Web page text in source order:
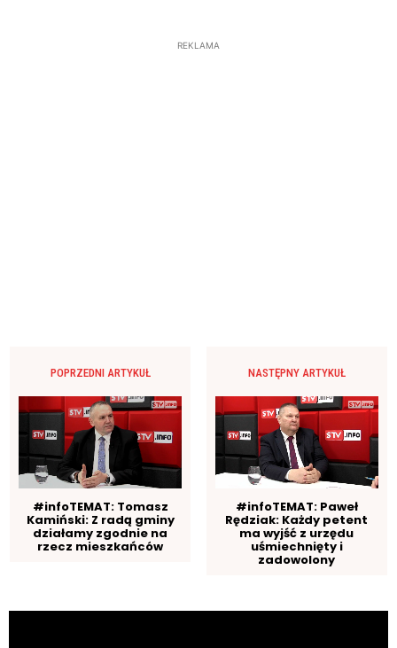
REKLAMA
POPRZEDNI ARTYKUŁ
#infoTEMAT: Tomasz
Kamiński: Z radą gminy
działamy zgodnie na
rzecz mieszkańców
NASTĘPNY ARTYKUŁ
#infoTEMAT: Paweł
Rędziak: Każdy petent
ma wyjść z urzędu
uśmiechnięty i
zadowolony